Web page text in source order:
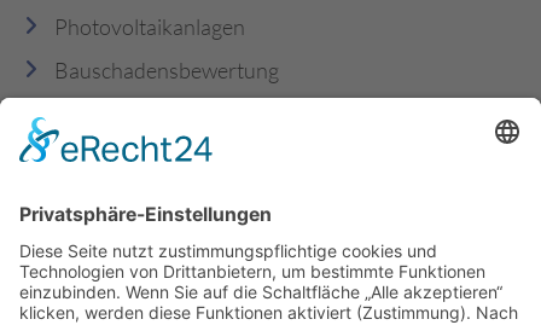
Photovoltaikanlagen
Bauschadensbewertung
Mitgliedschaften
Celle
Bergen